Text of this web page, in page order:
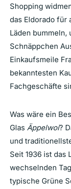
Shopping
das Eldorado für
Läden bummeln,
Schnäppchen
Einkaufsmeile
bekanntesten
Fachgeschäfte
Was wäre ein
Glas Äppelwoi?
und
Seit 1936 ist das
wechselnden
typische Grüne